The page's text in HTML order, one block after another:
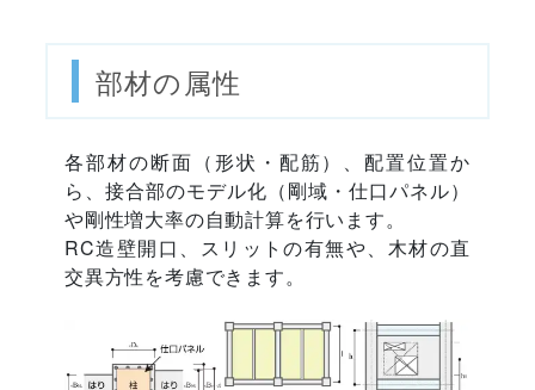
部材の属性
各部材の断面（形状・配筋）、配置位置か
ら、接合部のモデル化（剛域・仕口パネル）
や剛性増大率の自動計算を行います。
RC造壁開口、スリットの有無や、木材の直
交異方性を考慮できます。